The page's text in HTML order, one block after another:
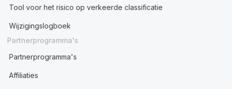
Tool voor het risico op verkeerde classificatie
Wijzigingslogboek
Partnerprogramma's
Partnerprogramma's
Affiliaties